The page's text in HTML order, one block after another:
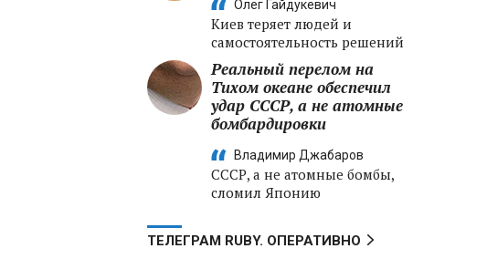
Олег Гайдукевич
Киев теряет людей и
самостоятельность решений
Реальный перелом на
Тихом океане обеспечил
удар СССР, а не атомные
бомбардировки
Владимир Джабаров
СССР, а не атомные бомбы,
сломил Японию
ТЕЛЕГРАМ RUBY. ОПЕРАТИВНО